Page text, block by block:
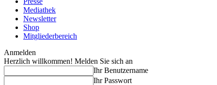
Mediathek
Newsletter
Shop
Mitgliederbereich
Anmelden
Herzlich willkommen! Melden Sie sich an
Ihr Benutzername
Ihr Passwort